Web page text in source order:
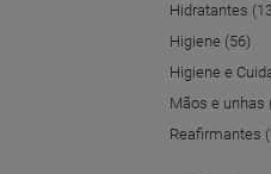
Hidratantes
Higiene (56)
Higiene e
Mãos e unhas
Reafirmantes